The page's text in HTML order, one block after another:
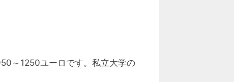
～1250ユーロです。私立大学の